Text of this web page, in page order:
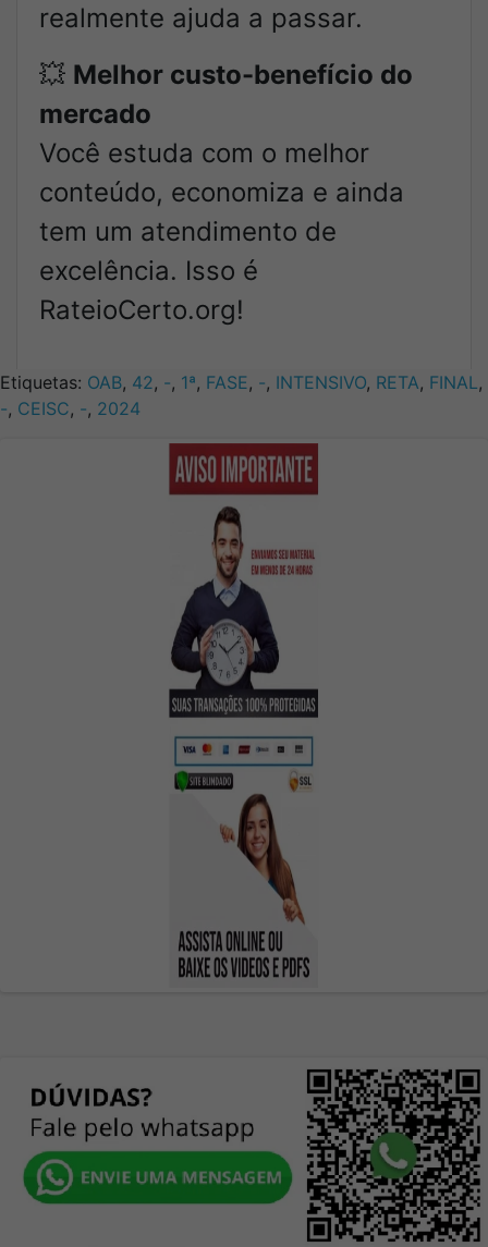
realmente ajuda a passar.
💥 Melhor custo-benefício do
mercado
Você estuda com o melhor
conteúdo, economiza e ainda
tem um atendimento de
excelência. Isso é
RateioCerto.org!
Etiquetas: OAB, 42, -, 1ª, FASE , -, INTENSIVO, RETA, FINAL ,
-, CEISC, -, 2024